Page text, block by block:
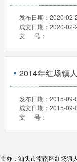
发布日期： 2020-02-
成文日期： 2020-02-
文 号：
2014年红场镇
发布日期： 2015-09-
成文日期： 2015-09-
文 号：
主办：汕头市潮南区红场镇